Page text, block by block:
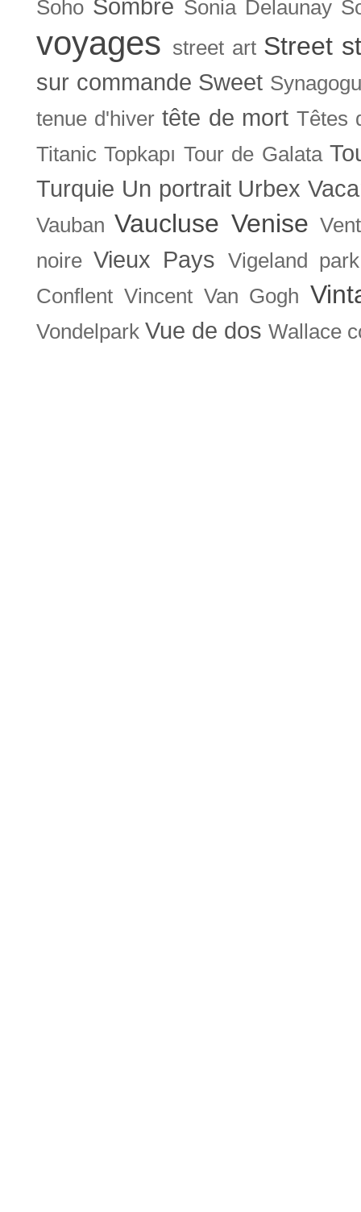
Soho Sombre Sonia Delaunay
voyages street art Street
sur commande Sweet
tenue d'hiver tête de mort Têtes
Titanic Topkapı Tour de Galata
Turquie Un portrait Urbex
Vauban Vaucluse Venise
noire Vieux Pays
Vigeland park
Conflent Vincent Van Gogh
Vondelpark Vue de dos Wallace